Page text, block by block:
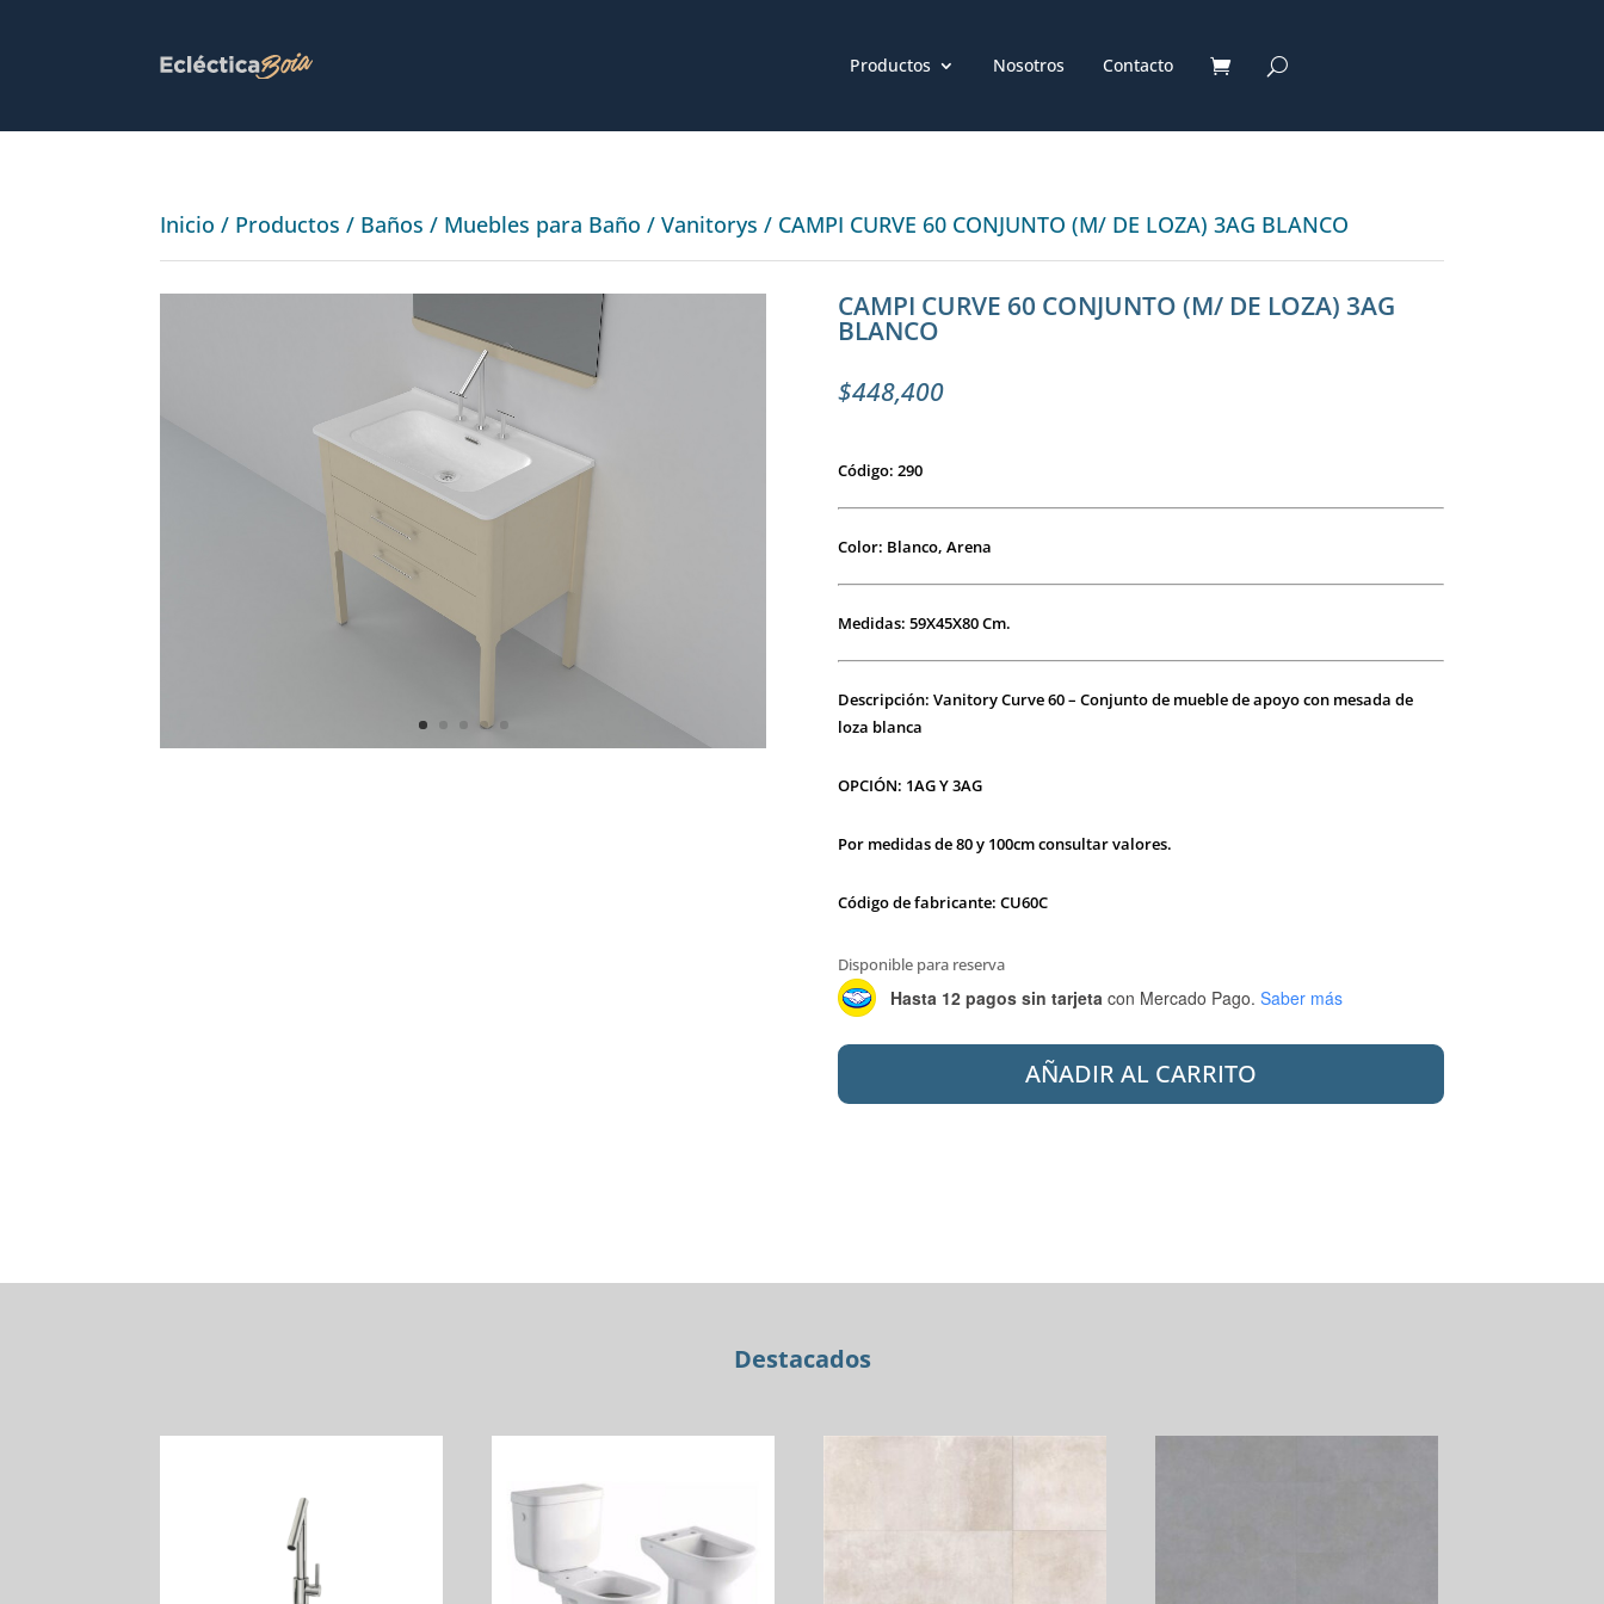
Productos Nosotros Contacto
Inicio / Productos / Baños / Muebles para Baño /Vanitorys / CAMPI CURVE 60 CONJUNTO (M/ DE LOZA) 3AG BLANCO
CAMPI CURVE 60 CONJUNTO (M/ DE LOZA) 3AG
BLANCO
$448,400
Código: 290
Color: Blanco, Arena
Medidas: 59X45X80 Cm.
Descripción: Vanitory Curve 60 – Conjunto de mueble de apoyo con mesada de
loza blanca
OPCIÓN: 1AG Y 3AG
Por medidas de 80 y 100cm consultar valores.
Código de fabricante: CU60C
Disponible para reserva
Hasta 12 pagos sin tarjeta con Mercado Pago. Saber más
CAMPI
60
AÑADIR AL CARRITO
Destacados